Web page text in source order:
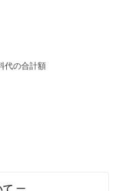
代の合計額
て ー